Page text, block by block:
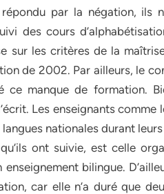
par la négation, ils
des cours
sur les critères de la
de 2002. Par ailleurs, le
ce manque de formation.
Les enseignants comme
nationales durant
ont suivie, est celle
bilingue.
car elle n’a duré que